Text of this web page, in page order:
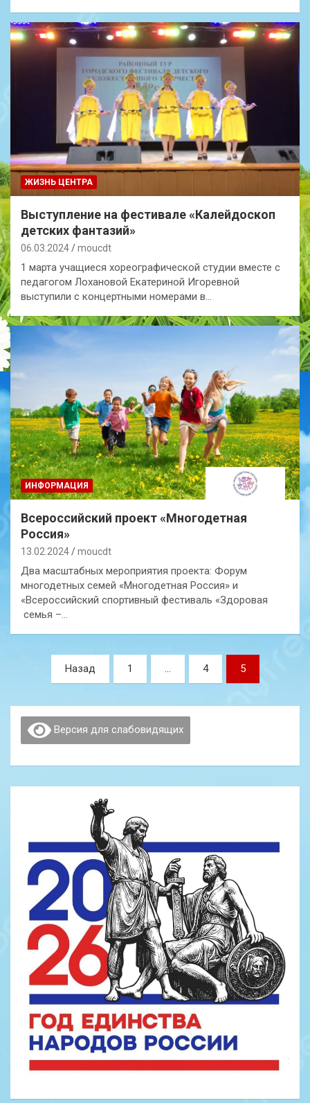
ЖИЗНЬ ЦЕНТРА
Выступление на фестивале «Калейдоскоп
детских фантазий»
06.03.2024 moucdt
1 марта учащиеся хореографической студии вместе с
педагогом Лохановой Екатериной Игоревной
выступили с концертными номерами в…
ИНФОРМАЦИЯ
Всероссийский проект «Многодетная
Россия»
13.02.2024 moucdt
Два масштабных мероприятия проекта: Форум
многодетных семей «Многодетная Россия» и
«Всероссийский спортивный фестиваль «Здоровая
семья –…
Навигация
записям
Назад 1 4 5
Версия для слабовидящих